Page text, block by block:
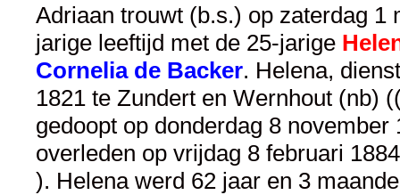
Adriaan trouwt (b.s.) op zaterdag
jarige leeftijd met de 25-jarige
Cornelia de Backer. Helena,
1821 te Zundert en Wernhout (nb)
gedoopt op donderdag 8
overleden op vrijdag 8 februari
). Helena werd 62 jaar en 3